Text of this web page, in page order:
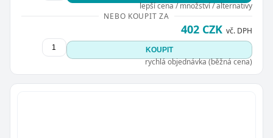
lepší cena / množství / alternativy
NEBO KOUPIT ZA
402 CZK vč. DPH
KOUPIT
rychlá objednávka (běžná cena)